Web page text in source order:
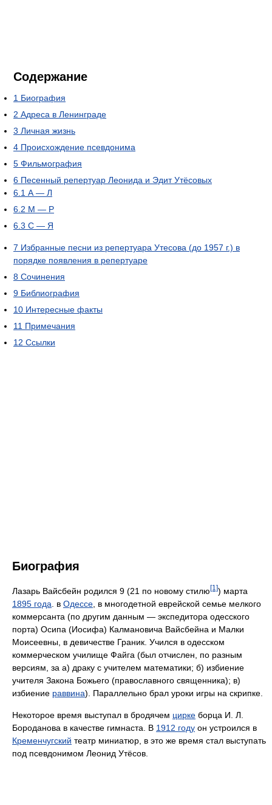
Содержание
1 Биография
2 Адреса в Ленинграде
3 Личная жизнь
4 Происхождение псевдонима
5 Фильмография
6 Песенный репертуар Леонида и Эдит Утёсовых
6.1 А — Л
6.2 М — Р
6.3 С — Я
7 Избранные песни из репертуара Утесова (до 1957 г.) в
порядке появления в репертуаре
8 Сочинения
9 Библиография
10 Интересные факты
11 Примечания
12 Ссылки
Биография
Лазарь Вайсбейн родился 9 (21 по новому стилю[1]) марта
1895 года . в Одессе , в многодетной еврейской семье мелкого
коммерсанта (по другим данным — экспедитора одесского
порта) Осипа (Иосифа) Калмановича Вайсбейна и Малки
Моисеевны, в девичестве Граник. Учился в одесском
коммерческом училище Файга (был отчислен, по разным
версиям, за а) драку с учителем математики; б) избиение
учителя Закона Божьего (православного священника); в)
избиение раввина). Параллельно брал уроки игры на скрипке.
Некоторое время выступал в бродячем цирке борца И. Л.
Бороданова в качестве гимнаста. В 1912 году он устроился в
Кременчугский театр миниатюр, в это же время стал выступать
под псевдонимом Леонид Утёсов.